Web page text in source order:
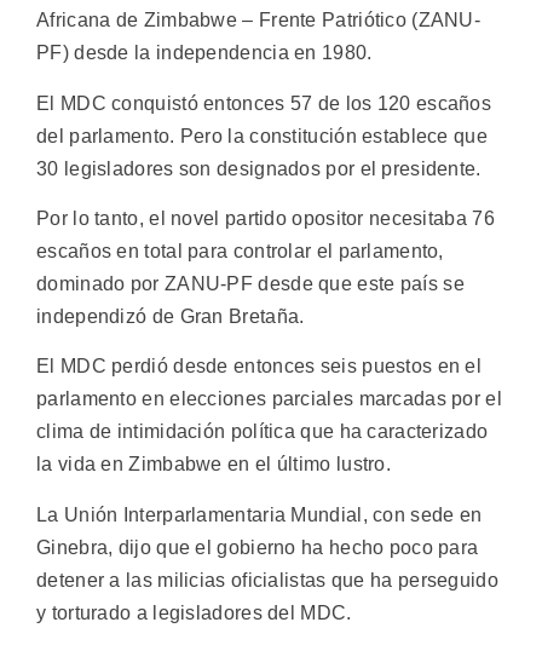
Africana de Zimbabwe – Frente Patriótico (ZANU-
PF) desde la independencia en 1980.
El MDC conquistó entonces 57 de los 120 escaños
del parlamento. Pero la constitución establece que
30 legisladores son designados por el presidente.
Por lo tanto, el novel partido opositor necesitaba 76
escaños en total para controlar el parlamento,
dominado por ZANU-PF desde que este país se
independizó de Gran Bretaña.
El MDC perdió desde entonces seis puestos en el
parlamento en elecciones parciales marcadas por el
clima de intimidación política que ha caracterizado
la vida en Zimbabwe en el último lustro.
La Unión Interparlamentaria Mundial, con sede en
Ginebra, dijo que el gobierno ha hecho poco para
detener a las milicias oficialistas que ha perseguido
y torturado a legisladores del MDC.